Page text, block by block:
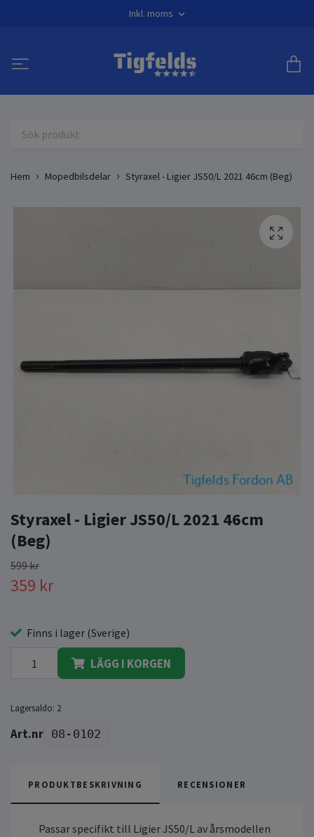
Inkl. moms
Hem Mopedbilsdelar Styraxel - Ligier JS50/L 2021 46cm (Beg)
Styraxel - Ligier JS50/L 2021 46cm
(Beg)
599 kr
359 kr
Finns i lager (Sverige)
LÄGG I KORGEN
Lagersaldo: 2
08-0102
PRODUKTBESKRIVNING RECENSIONER
Passar specifikt till Ligier JS50/L av årsmodellen